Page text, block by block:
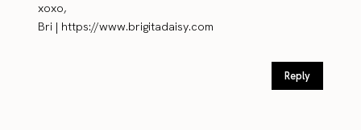
xoxo,
Bri | https://www.brigitadaisy.com
Reply